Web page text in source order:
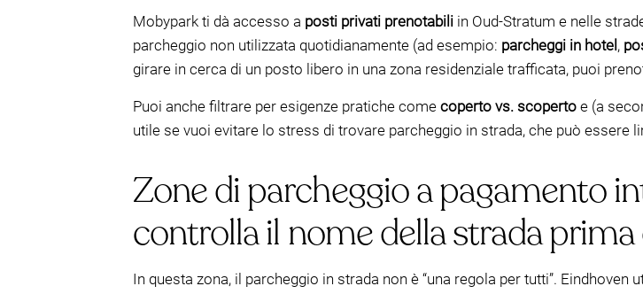
Mobypark ti dà accesso a posti privati prenotabili in Oud-Stratum e nelle
parcheggio non utilizzata quotidianamente (ad esempio: parcheggi in hotel ,
girare in cerca di un posto libero in una zona residenziale trafficata, puoi
Puoi anche filtrare per esigenze pratiche come coperto vs. scoperto e (a
utile se vuoi evitare lo stress di trovare parcheggio in strada, che può essere
Zone di parcheggio a pagamento
controlla il nome della strada
In questa zona, il parcheggio in strada non è “una regola per tutti”.